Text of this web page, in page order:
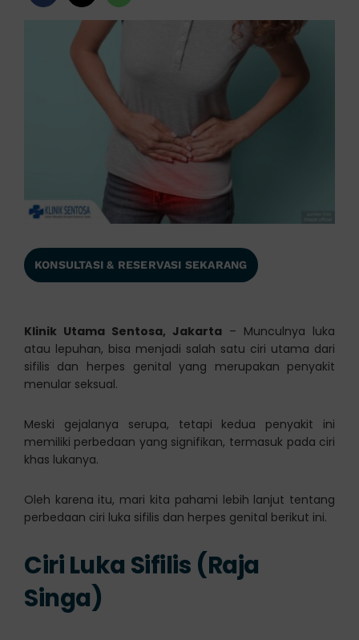
KONSULTASI & RESERVASI SEKARANG
Klinik Utama Sentosa, Jakarta – Munculnya luka
atau lepuhan, bisa menjadi salah satu ciri utama dari
sifilis dan herpes genital yang merupakan penyakit
menular seksual.
Meski gejalanya serupa, tetapi kedua penyakit ini
memiliki perbedaan yang signifikan, termasuk pada ciri
khas lukanya.
Oleh karena itu, mari kita pahami lebih lanjut tentang
perbedaan ciri luka sifilis dan herpes genital berikut ini.
Ciri Luka Sifilis (Raja
Singa)